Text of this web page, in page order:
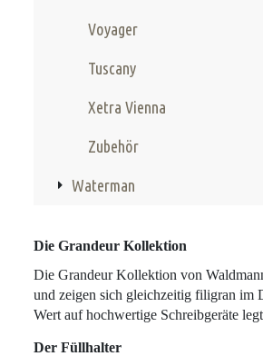
Voyager
Tuscany
Xetra Vienna
Zubehör
Waterman
Die Grandeur Kollektion
Die Grandeur Kollektion von
und zeigen sich gleichzeitig filigran im
Wert auf hochwertige Schreibgeräte
Der Füllhalter